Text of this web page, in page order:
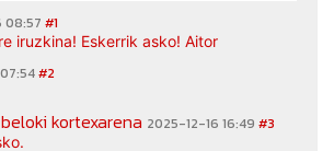
08:57 #1
iruzkina! Eskerrik asko! Aitor
#2
kortexarena 2025-12-16 16:49 #3